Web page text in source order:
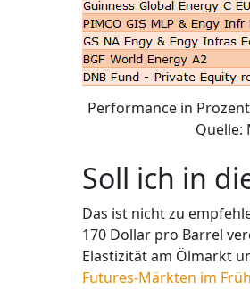
Performance in
Quelle:
Soll ich in
Das ist nicht zu
170 Dollar pro Barrel
Elastizität am Ölmarkt
Futures-Märkten im